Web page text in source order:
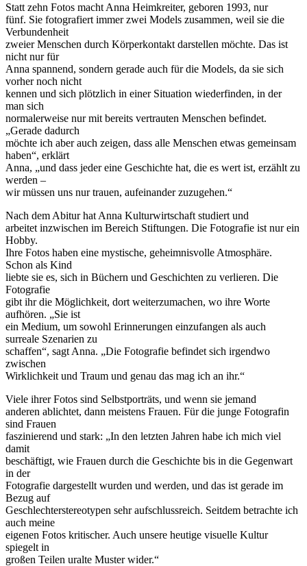
Statt zehn Fotos macht Anna Heimkreiter, geboren 1993, nur
fünf. Sie fotografiert immer zwei Models zusammen, weil sie die
Verbundenheit
zweier Menschen durch Körperkontakt darstellen möchte. Das ist
nicht nur für
Anna spannend, sondern gerade auch für die Models, da sie sich
vorher noch nicht
kennen und sich plötzlich in einer Situation wiederfinden, in der
man sich
normalerweise nur mit bereits vertrauten Menschen befindet.
„Gerade dadurch
möchte ich aber auch zeigen, dass alle Menschen etwas gemeinsam
haben“, erklärt
Anna, „und dass jeder eine Geschichte hat, die es wert ist, erzählt zu
werden –
wir müssen uns nur trauen, aufeinander zuzugehen.“
Nach dem Abitur hat Anna Kulturwirtschaft studiert und
arbeitet inzwischen im Bereich Stiftungen. Die Fotografie ist nur ein
Hobby.
Ihre Fotos haben eine mystische, geheimnisvolle Atmosphäre.
Schon als Kind
liebte sie es, sich in Büchern und Geschichten zu verlieren. Die
Fotografie
gibt ihr die Möglichkeit, dort weiterzumachen, wo ihre Worte
aufhören. „Sie ist
ein Medium, um sowohl Erinnerungen einzufangen als auch
surreale Szenarien zu
schaffen“, sagt Anna. „Die Fotografie befindet sich irgendwo
zwischen
Wirklichkeit und Traum und genau das mag ich an ihr.“
Viele ihrer Fotos sind Selbstporträts, und wenn sie jemand
anderen ablichtet, dann meistens Frauen. Für die junge Fotografin
sind Frauen
faszinierend und stark: „In den letzten Jahren habe ich mich viel
damit
beschäftigt, wie Frauen durch die Geschichte bis in die Gegenwart
in der
Fotografie dargestellt wurden und werden, und das ist gerade im
Bezug auf
Geschlechterstereotypen sehr aufschlussreich. Seitdem betrachte ich
auch meine
eigenen Fotos kritischer. Auch unsere heutige visuelle Kultur
spiegelt in
großen Teilen uralte Muster wider.“